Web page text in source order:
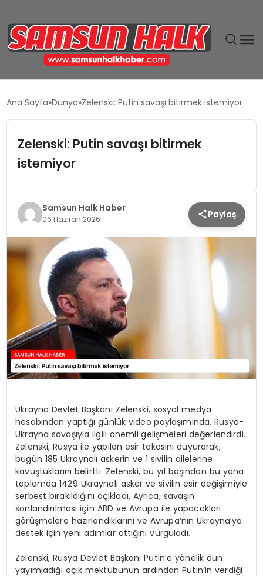
EKONOMI
MAGAZIN
SIYASET
SPOR
TEKNOLOJI
YAŞAM
Ana Sayfa Dünya Zelenski: Putin savaşı bitirmek istemiyor
Zelenski: Putin savaşı bitirmek
istemiyor
Samsun Halk Haber
06 Haziran 2026 Paylaş
Ukrayna Devlet Başkanı Zelenski, sosyal medya
hesabından yaptığı günlük video paylaşımında, Rusya-
Ukrayna savaşıyla ilgili önemli gelişmeleri değerlendirdi.
Zelenski, Rusya ile yapılan esir takasını duyurarak,
bugün 185 Ukraynalı askerin ve 1 sivilin ailelerine
kavuştuklarını belirtti. Zelenski, bu yıl başından bu yana
toplamda 1429 Ukraynalı asker ve sivilin esir değişimiyle
serbest bırakıldığını açıkladı. Ayrıca, savaşın
sonlandırılması için ABD ve Avrupa ile yapacakları
görüşmelere hazırlandıklarını ve Avrupa’nın Ukrayna’ya
destek için yeni adımlar attığını vurguladı.
Zelenski, Rusya Devlet Başkanı Putin’e yönelik dün
yayımladığı açık mektubunun ardından Putin’in verdiği